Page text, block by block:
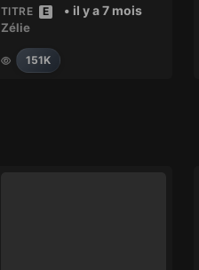
TITRE E • il y a 7 mois
Zélie
151K